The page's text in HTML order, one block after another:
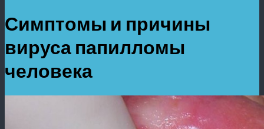
Симптомы и причины
вируса папилломы
человека